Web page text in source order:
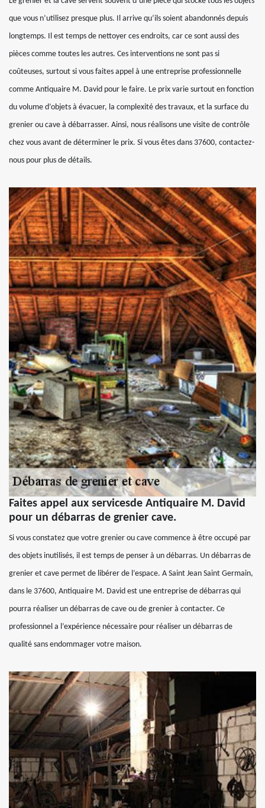
que vous n’utilisez presque plus. Il arrive qu’ils soient abandonnés depuis
longtemps. Il est temps de nettoyer ces endroits, car ce sont aussi des
pièces comme toutes les autres. Ces interventions ne sont pas si
coûteuses, surtout si vous faites appel à une entreprise professionnelle
comme Antiquaire M. David pour le faire. Le prix varie surtout en fonction
du volume d’objets à évacuer, la complexité des travaux, et la surface du
grenier ou cave à débarrasser. Ainsi, nous réalisons une visite de contrôle
chez vous avant de déterminer le prix. Si vous êtes dans 37600, contactez-
nous pour plus de détails.
Faites appel aux servicesde Antiquaire M. David
pour un débarras de grenier cave.
Si vous constatez que votre grenier ou cave commence à être occupé par
des objets inutilisés, il est temps de penser à un débarras. Un débarras de
grenier et cave permet de libérer de l’espace. A Saint Jean Saint Germain,
dans le 37600, Antiquaire M. David est une entreprise de débarras qui
pourra réaliser un débarras de cave ou de grenier à contacter. Ce
professionnel a l’expérience nécessaire pour réaliser un débarras de
qualité sans endommager votre maison.